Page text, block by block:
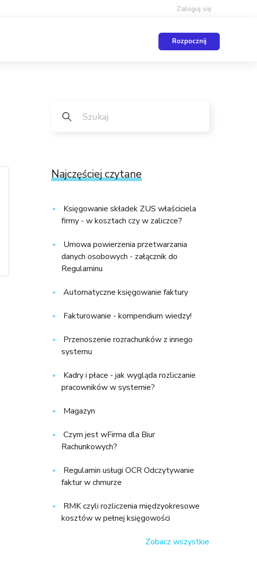
Zaloguj się
Rozpocznij
Najczęściej czytane
Księgowanie składek ZUS właściciela
firmy - w kosztach czy w zaliczce?
Umowa powierzenia przetwarzania
danych osobowych - załącznik do
Regulaminu
Automatyczne księgowanie faktury
Fakturowanie - kompendium wiedzy!
Przenoszenie rozrachunków z innego
systemu
Kadry i płace - jak wygląda rozliczanie
pracowników w systemie?
Magazyn
Czym jest wFirma dla Biur
Rachunkowych?
Regulamin usługi OCR Odczytywanie
faktur w chmurze
RMK czyli rozliczenia międzyokresowe
kosztów w pełnej księgowości
Zobacz wszystkie